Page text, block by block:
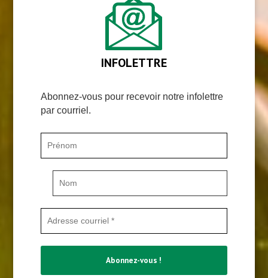
INFOLETTRE
Abonnez-vous pour recevoir notre infolettre
par courriel.